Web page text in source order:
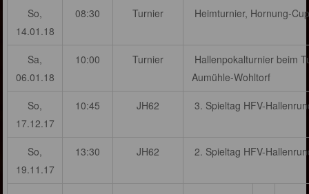
So,
14.01.18
08:30 Turnier Heimturnier, Hornung-
Sa,
06.01.18
10:00 Turnier
Hallenpokalturnier beim
Aumühle-Wohltorf
So,
17.12.17
10:45 JH62 3. Spieltag HFV-
So,
19.11.17
13:30 JH62 2. Spieltag HFV-